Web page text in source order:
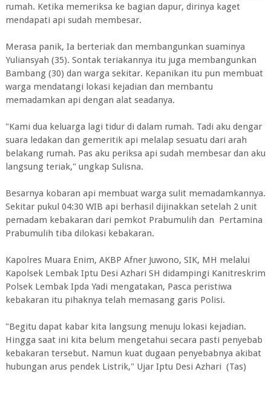
rumah. Ketika memeriksa ke bagian dapur, dirinya kaget
mendapati api sudah membesar.
Merasa panik, Ia berteriak dan membangunkan suaminya
Yuliansyah (35). Sontak teriakannya itu juga membangunkan
Bambang (30) dan warga sekitar. Kepanikan itu pun membuat
warga mendatangi lokasi kejadian dan membantu
memadamkan api dengan alat seadanya.
"Kami dua keluarga lagi tidur di dalam rumah. Tadi aku dengar
suara ledakan dan gemeritik api melalap sesuatu dari arah
belakang rumah. Pas aku periksa api sudah membesar dan aku
langsung teriak," ungkap Sulisna.
Besarnya kobaran api membuat warga sulit memadamkannya.
Sekitar pukul 04:30 WIB api berhasil dijinakkan setelah 2 unit
pemadam kebakaran dari pemkot Prabumulih dan Pertamina
Prabumulih tiba dilokasi kebakaran.
Kapolres Muara Enim, AKBP Afner Juwono, SIK, MH melalui
Kapolsek Lembak Iptu Desi Azhari SH didampingi Kanitreskrim
Polsek Lembak Ipda Yadi mengatakan, Pasca peristiwa
kebakaran itu pihaknya telah memasang garis Polisi.
"Begitu dapat kabar kita langsung menuju lokasi kejadian.
Hingga saat ini kita belum mengetahui secara pasti penyebab
kebakaran tersebut. Namun kuat dugaan penyebabnya akibat
hubungan arus pendek Listrik," Ujar Iptu Desi Azhari (Tas)